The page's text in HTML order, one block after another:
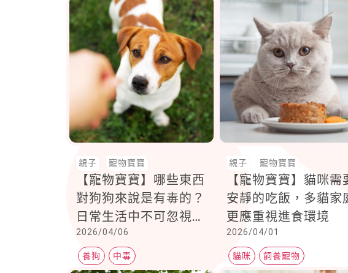
狗狗咬東西
親子 寵物寶寶
【寵物寶寶】哪些東西
對狗狗來說是有毒的？
日常生活中不可忽視的
潛在風險
2026/04/06
養狗 中毒
親子 寵物寶寶
【寵物寶寶】貓咪需
安靜的吃飯，多貓家
更應重視進食環境
2026/04/01
貓咪 飼養寵物